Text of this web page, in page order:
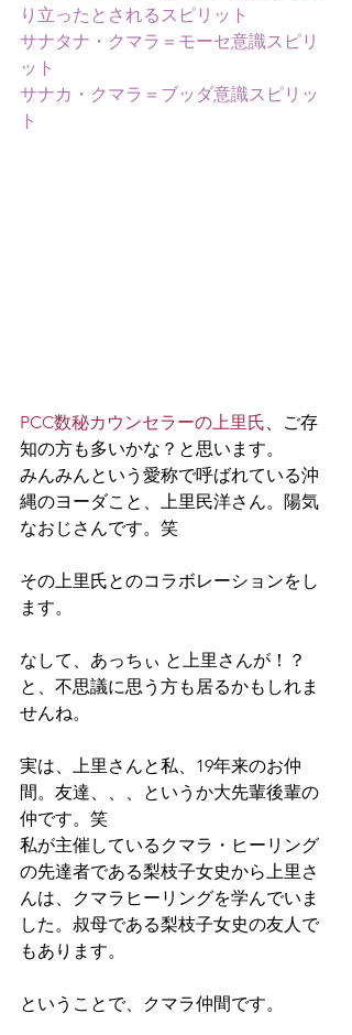
り立ったとされるスピリット
サナタナ・クマラ＝モーセ意識スピリ
ット
サナカ・クマラ＝ブッダ意識スピリッ
ト
PCC数秘カウンセラーの上里氏 、ご存
知の方も多いかな？と思います。
みんみんという愛称で呼ばれている沖
縄のヨーダこと、上里民洋さん。陽気
なおじさんです。笑
その上里氏とのコラボレーションをし
ます。
なして、あっちぃ と上里さんが！？
と、不思議に思う方も居るかもしれま
せんね。
実は、上里さんと私、19年来のお仲
間。友達、、、というか大先輩後輩の
仲です。笑
私が主催しているクマラ・ヒーリング
の先達者である梨枝子女史から上里さ
んは、クマラヒーリングを学んでいま
した。叔母である梨枝子女史の友人で
もあります。
ということで、クマラ仲間です。